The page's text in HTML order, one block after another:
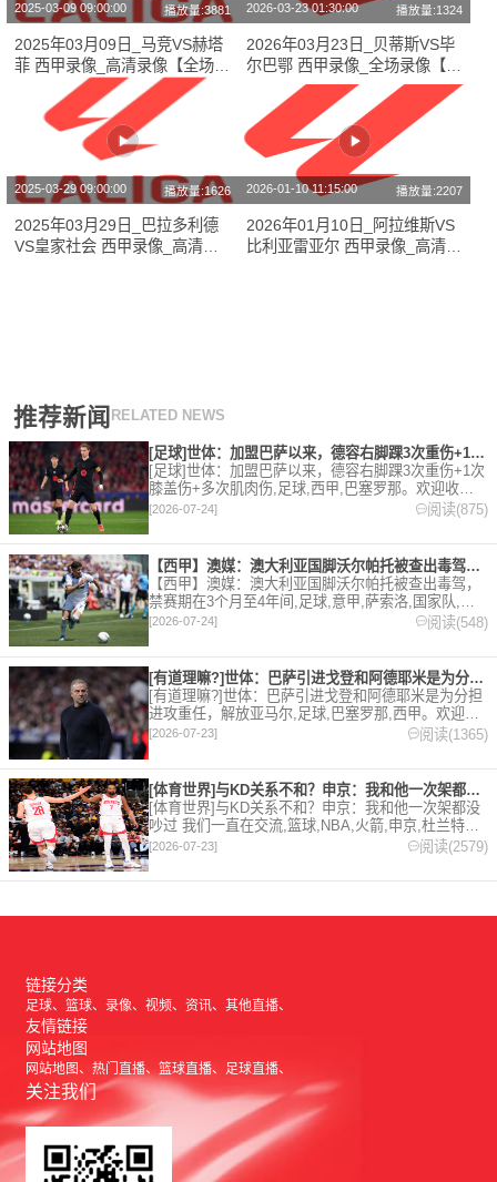
2025-03-09 09:00:00 播放量:3881
2025年03月09日_马竞VS赫塔
菲 西甲录像_高清录像【全场回
2026-03-23 01:30:00 播放量:1324
2026年03月23日_贝蒂斯VS毕
尔巴鄂 西甲录像_全场录像【视
频集锦】
2025-03-29 09:00:00 播放量:1626
2025年03月29日_巴拉多利德
VS皇家社会 西甲录像_高清录
2026-01-10 11:15:00 播放量:2207
2026年01月10日_阿拉维斯VS
比利亚雷亚尔 西甲录像_高清录
推荐新闻 RELATED NEWS
[足球]世体：加盟巴萨以来，德容右脚踝3次重伤+1次膝盖伤+
[足球]世体：加盟巴萨以来，德容右脚踝3次重伤+1次
膝盖伤+多次肌肉伤,足球,西甲,巴塞罗那。欢迎收藏
本站，24小时为你更新最新的足球，篮球体育资讯。
[2026-07-24] 阅读(875)
【西甲】澳媒：澳大利亚国脚沃尔帕托被查出毒驾，禁赛期在3个月
【西甲】澳媒：澳大利亚国脚沃尔帕托被查出毒驾，
禁赛期在3个月至4年间,足球,意甲,萨索洛,国家队,澳
大利亚,英超,西甲,德甲,法甲,五洲。欢迎收藏本站，
[2026-07-24] 阅读(548)
[有道理嘛?]世体：巴萨引进戈登和阿德耶米是为分担进攻重任，
[有道理嘛?]世体：巴萨引进戈登和阿德耶米是为分担
进攻重任，解放亚马尔,足球,巴塞罗那,西甲。欢迎收
藏本站，24小时为你更新最新的足球，篮球体育资
[2026-07-23] 阅读(1365)
[体育世界]与KD关系不和？申京：我和他一次架都没吵过 我们
[体育世界]与KD关系不和？申京：我和他一次架都没
吵过 我们一直在交流,篮球,NBA,火箭,申京,杜兰特。
欢迎收藏本站，24小时为你更新最新的足球，篮球体
育资讯。
[2026-07-23] 阅读(2579)
链接分类
足球 篮球 录像 视频 资讯 其他直播
友情链接
网站地图
网站地图 热门直播 篮球直播 足球直播
关注我们